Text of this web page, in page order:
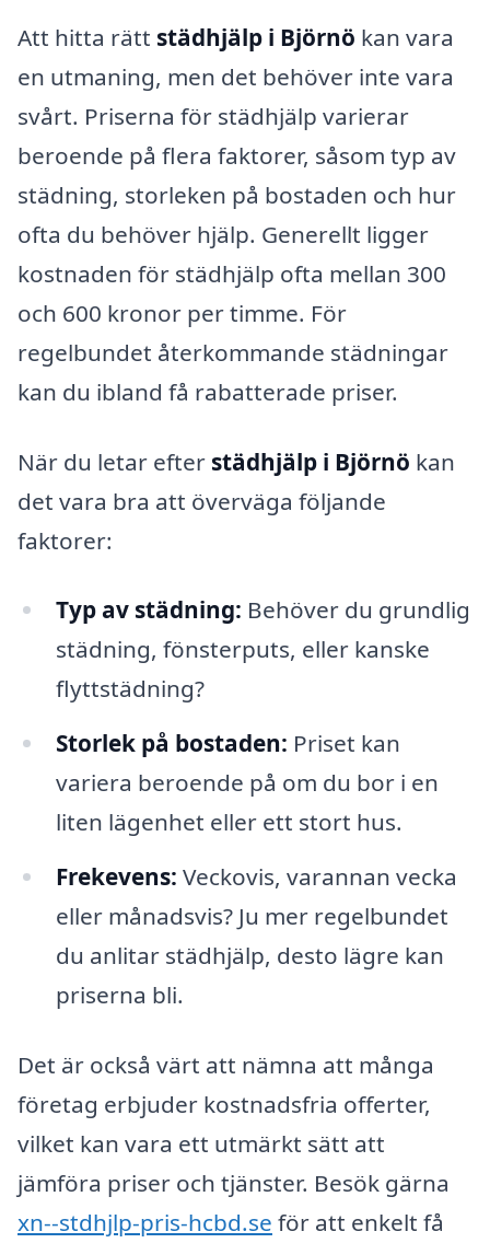
Att hitta rätt städhjälp i Björnö kan vara
en utmaning, men det behöver inte vara
svårt. Priserna för städhjälp varierar
beroende på flera faktorer, såsom typ av
städning, storleken på bostaden och hur
ofta du behöver hjälp. Generellt ligger
kostnaden för städhjälp ofta mellan 300
och 600 kronor per timme. För
regelbundet återkommande städningar
kan du ibland få rabatterade priser.
När du letar efter städhjälp i Björnö kan
det vara bra att överväga följande
faktorer:
Typ av städning: Behöver du grundlig
städning, fönsterputs, eller kanske
flyttstädning?
Storlek på bostaden: Priset kan
variera beroende på om du bor i en
liten lägenhet eller ett stort hus.
Frekevens: Veckovis, varannan vecka
eller månadsvis? Ju mer regelbundet
du anlitar städhjälp, desto lägre kan
priserna bli.
Det är också värt att nämna att många
företag erbjuder kostnadsfria offerter,
vilket kan vara ett utmärkt sätt att
jämföra priser och tjänster. Besök gärna
xn--stdhjlp-pris-hcbd.se för att enkelt få